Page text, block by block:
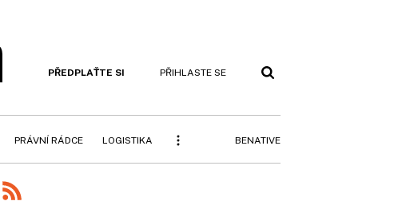
PŘEDPLAŤTE SI PŘIHLASTE SE
PRÁVNÍ RÁDCE LOGISTIKA BENATIVE